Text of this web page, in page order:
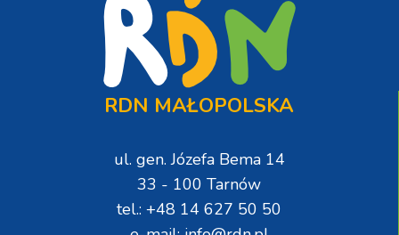
RDN MAŁOPOLSKA
ul. gen. Józefa Bema 14
33 - 100 Tarnów
tel.: +48 14 627 50 50